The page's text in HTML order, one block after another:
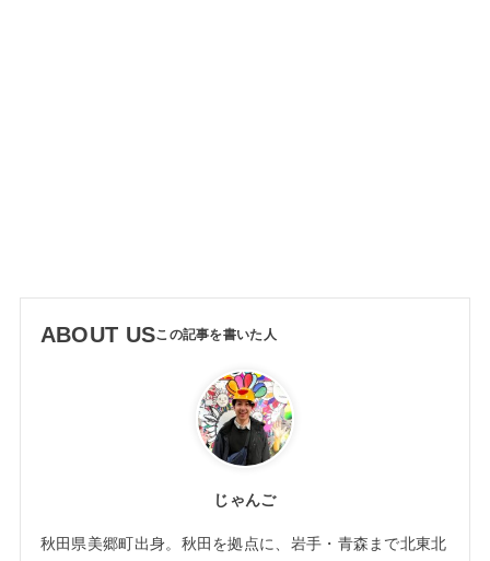
ABOUT US
じゃんご
秋田県美郷町出身。秋田を拠点に、岩手・青森まで北東北